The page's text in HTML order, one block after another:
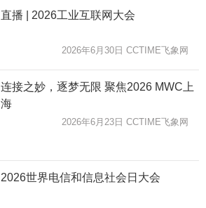
直播 | 2026工业互联网大会
2026年6月30日 CCTIME飞象网
连接之妙，逐梦无限 聚焦2026 MWC上
海
2026年6月23日 CCTIME飞象网
2026世界电信和信息社会日大会